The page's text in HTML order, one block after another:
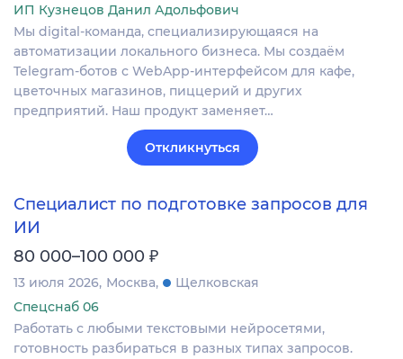
ИП Кузнецов Данил Адольфович
Мы digital-команда, специализирующаяся на
автоматизации локального бизнеса. Мы создаём
Telegram-ботов с WebApp-интерфейсом для кафе,
цветочных магазинов, пиццерий и других
предприятий. Наш продукт заменяет…
Откликнуться
Специалист по подготовке запросов для
ИИ
80 000–100 000 ₽
13 июля 2026 Москва
Щелковская
Спецснаб 06
Работать с любыми текстовыми нейросетями,
готовность разбираться в разных типах запросов.